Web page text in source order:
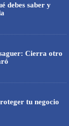
debes saber y
Cierra otro
tu negocio